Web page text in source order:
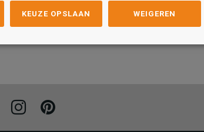
41 42 43 44 45/46 47/48
Maat
39
40 42 44
FacebookInstagramPinterest
KEUZE OPSLAAN WEIGEREN